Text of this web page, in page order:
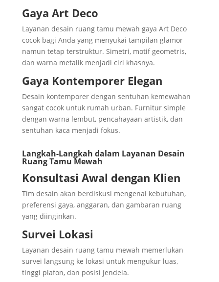
Gaya Art Deco
Layanan desain ruang tamu mewah gaya Art Deco
cocok bagi Anda yang menyukai tampilan glamor
namun tetap terstruktur. Simetri, motif geometris,
dan warna metalik menjadi ciri khasnya.
Gaya Kontemporer Elegan
Desain kontemporer dengan sentuhan kemewahan
sangat cocok untuk rumah urban. Furnitur simple
dengan warna lembut, pencahayaan artistik, dan
sentuhan kaca menjadi fokus.
Langkah-Langkah dalam Layanan Desain
Ruang Tamu Mewah
Konsultasi Awal dengan Klien
Tim desain akan berdiskusi mengenai kebutuhan,
preferensi gaya, anggaran, dan gambaran ruang
yang diinginkan.
Survei Lokasi
Layanan desain ruang tamu mewah memerlukan
survei langsung ke lokasi untuk mengukur luas,
tinggi plafon, dan posisi jendela.